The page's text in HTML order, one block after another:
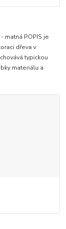
matná POPIS je
dřeva v
typickou
materiálu a